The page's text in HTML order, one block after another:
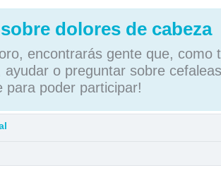
dolores de cabeza
encontrarás gente que, como
ayudar o preguntar sobre
para poder participar!